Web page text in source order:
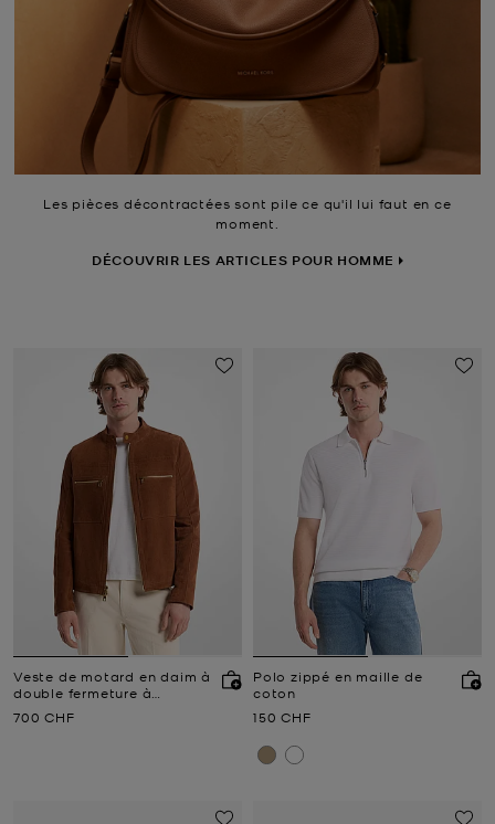
Les pièces décontractées sont pile ce qu'il lui faut en ce
moment.
DÉCOUVRIR LES ARTICLES POUR HOMME
Veste de motard en daim à
double fermeture à
Prix actuel
700 CHF
Polo zippé en maille de
coton
Prix actuel
150 CHF